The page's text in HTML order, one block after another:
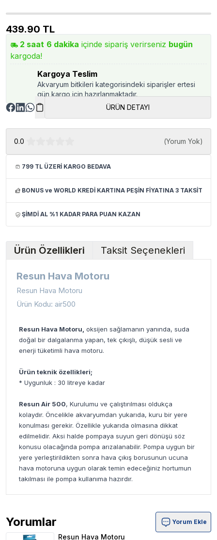
439.90 TL
2 saat 6 dakika içinde sipariş verirseniz bugün
kargoda!
Kargoya Teslim
Akvaryum bitkileri kategorisindeki siparişler ertesi
gün kargo için hazırlanmaktadır.
ÜRÜN DETAYI
0.0 (Yorum Yok)
799 TL ÜZERİ KARGO BEDAVA
BONUS ve WORLD KREDİ KARTINA PEŞİN FİYATINA 3 TAKSİT
ŞİMDİ AL %1 KADAR PARA PUAN KAZAN
Ürün Özellikleri Taksit Seçenekleri
Resun Hava Motoru
Resun Hava Motoru
Ürün Kodu: air500
Resun Hava Motoru, oksijen sağlamanın yanında, suda
doğal bir dalgalanma yapan, tek çıkışlı, düşük sesli ve
enerji tüketimli hava motoru.
Ürün teknik özellikleri;
* Uygunluk : 30 litreye kadar
Resun Air 500, Kurulumu ve çalıştırılması oldukça
kolaydır. Öncelikle akvaryumdan yukarıda, kuru bir yere
konulması gerekir. Özellikle yukarıda olmasına dikkat
edilmelidir. Aksi halde pompaya suyun geri dönüşü söz
konusu olacağında pompa arızalanabilir. Pompa uygun bir
yere yerleştirildikten sonra hava çıkış borusunun ucuna
hava motoruna uygun olarak temin edeceğiniz hortumun
takılması ile pompa kullanıma hazırdır.
Yorumlar
Resun Hava Motoru Ürün Yorumları
Yorum Ekle
Resun Hava Motoru